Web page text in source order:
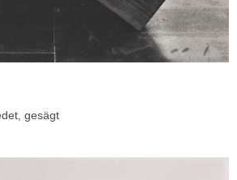
gesägt